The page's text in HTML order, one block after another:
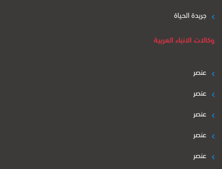
جريدة الحياة
وكالات الانباء العربية
عنصر
عنصر
عنصر
عنصر
عنصر